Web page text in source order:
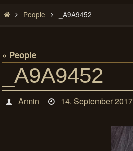
StartPeople _A9A9452
« People
_A9A9452
Armin 14. September 2017